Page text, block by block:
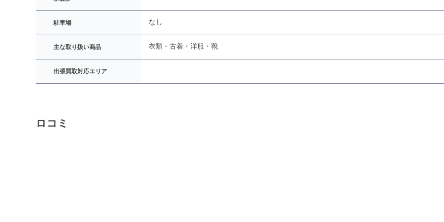
駐車場 なし
主な取り扱い商品 衣類・古着・洋服・靴
出張買取対応エリア
ロコミ